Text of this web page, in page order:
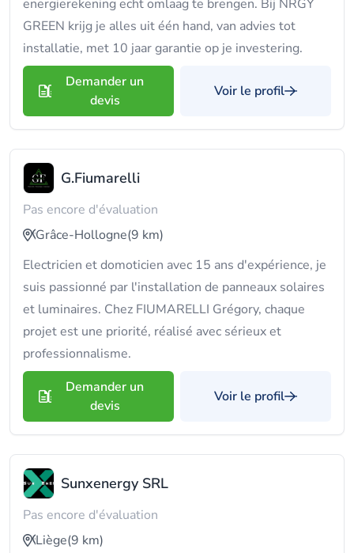
energierekening echt omlaag te brengen. Bij NRGY
GREEN krijg je alles uit één hand, van advies tot
installatie, met 10 jaar garantie op je investering.
Demander un
devis
Voir le profil
G.Fiumarelli
Pas encore d'évaluation
Grâce-Hollogne(9 km)
Electricien et domoticien avec 15 ans d'expérience, je
suis passionné par l'installation de panneaux solaires
et luminaires. Chez FIUMARELLI Grégory, chaque
projet est une priorité, réalisé avec sérieux et
professionnalisme.
Demander un
devis
Voir le profil
Sunxenergy SRL
Pas encore d'évaluation
Liège(9 km)